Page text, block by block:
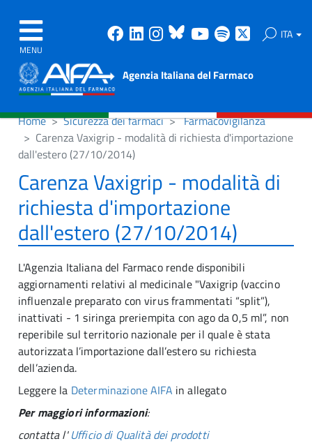
MENU
Facebook
Linkedin
Instagram
Bluesky
Youtube
Spotify ITA
Agenzia Italiana del Farmaco
Home Sicurezza dei farmaci
Farmacovigilanza
Carenza Vaxigrip - modalità di richiesta d'importazione
dall'estero (27/10/2014)
Carenza Vaxigrip - modalità di
richiesta d'importazione
dall'estero (27/10/2014)
L'Agenzia Italiana del Farmaco rende disponibili
aggiornamenti relativi al medicinale "Vaxigrip (vaccino
influenzale preparato con virus frammentati “split”),
inattivati - 1 siringa preriempita con ago da 0,5 ml”, non
reperibile sul territorio nazionale per il quale è stata
autorizzata l’importazione dall’estero su richiesta
dell’azienda.
Leggere la Determinazione AIFA in allegato
Per maggiori informazioni:
contatta l'Ufficio di Qualità dei prodotti